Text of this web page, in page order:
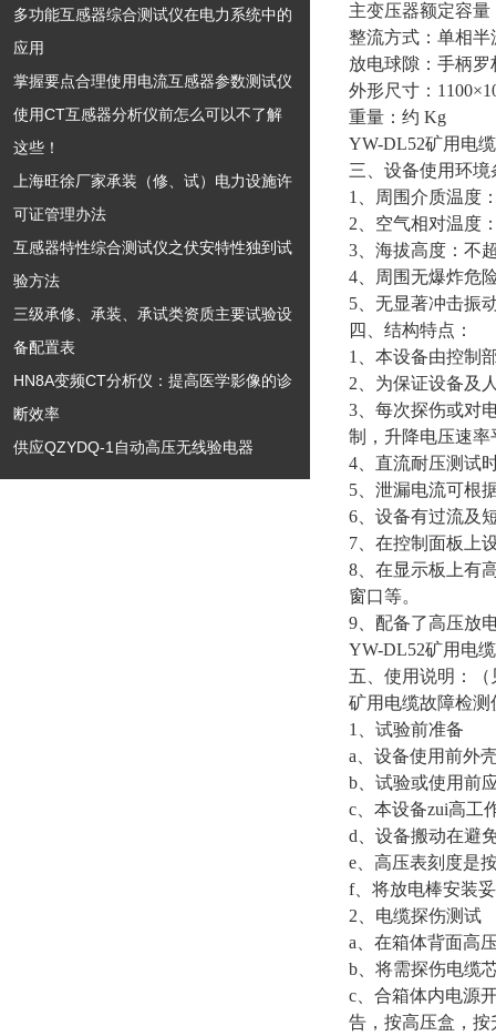
多功能互感器综合测试仪在电力系统中的
应用
掌握要点合理使用电流互感器参数测试仪
使用CT互感器分析仪前怎么可以不了解
这些！
上海旺徐厂家承装（修、试）电力设施许
可证管理办法
互感器特性综合测试仪之伏安特性独到试
验方法
三级承修、承装、承试类资质主要试验设
备配置表
HN8A变频CT分析仪：提高医学影像的诊
断效率
供应QZYDQ-1自动高压无线验电器
主变压器额定容量
整流方式：单相半
放电球隙：手柄罗
外形尺寸：
重量：约 Kg
YW-DL52矿用电
三、设备使用环境
1
、周围介质温度
2 、空气相对温度
3 、海拔高度：不
4 、周围无爆炸危
5 、无显著冲击振
四、结构特点：
1
、本设备由控制
2 、为保证设备及
3 、每次探伤或对
制，升降电压速
4 、直流耐压测试
5 、泄漏电流可根
6 、设备有过流及
7 、在控制面板上
8 、在显示板上有
窗口等。
9 、配备了高压放
YW-DL52矿用电
五、使用说明：
矿用电缆故障检测
1
、试验前准备
a 、设备使用前外
b 、试验或使用前
c 、本设备zui高
d 、设备搬动在避
e 、高压表刻度是
f、将放电棒安装
2 、电缆探伤测试
a 、在箱体背面高
b 、将需探伤电缆
c 、合箱体内电源
告，按高压盒，